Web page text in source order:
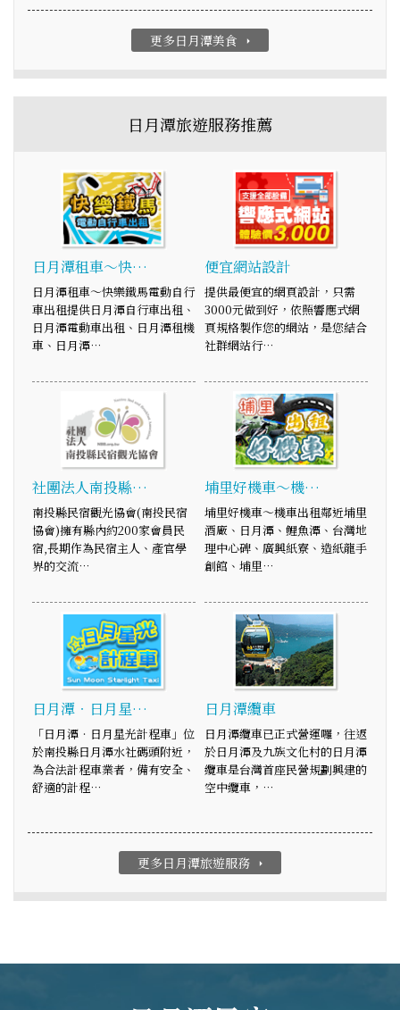
更多日月潭美食 arrow_right
日月潭旅遊服務推薦
日月潭租車～快…
日月潭租車～快樂鐵馬電動自行
車出租提供日月潭自行車出租、
日月潭電動車出租、日月潭租機
車、日月潭…
便宜網站設計
提供最便宜的網頁設計，只需
3000元做到好，依照響應式網
頁規格製作您的網站，是您結合
社群網站行…
社團法人南投縣…
南投縣民宿觀光協會(南投民宿
協會)擁有縣內約200家會員民
宿,長期作為民宿主人、產官學
界的交流…
埔里好機車～機…
埔里好機車～機車出租鄰近埔里
酒廠、日月潭、鯉魚潭、台灣地
理中心碑、廣興紙寮、造紙龍手
創館、埔里…
日月潭‧日月星…
「日月潭‧日月星光計程車」位
於南投縣日月潭水社碼頭附近，
為合法計程車業者，備有安全、
舒適的計程…
日月潭纜車
日月潭纜車已正式營運囉，往返
於日月潭及九族文化村的日月潭
纜車是台灣首座民營規劃興建的
空中纜車，…
更多日月潭旅遊服務 arrow_right